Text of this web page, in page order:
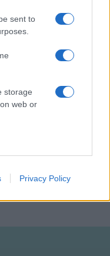
sent to
storage
web or
storagePrivacy Policy
színre, Nagy Kati